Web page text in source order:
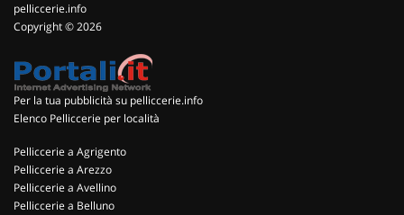
pelliccerie.info
Copyright © 2026
Per la tua pubblicità su pelliccerie.info
Elenco Pelliccerie per località
Pelliccerie a Agrigento
Pelliccerie a Arezzo
Pelliccerie a Avellino
Pelliccerie a Belluno